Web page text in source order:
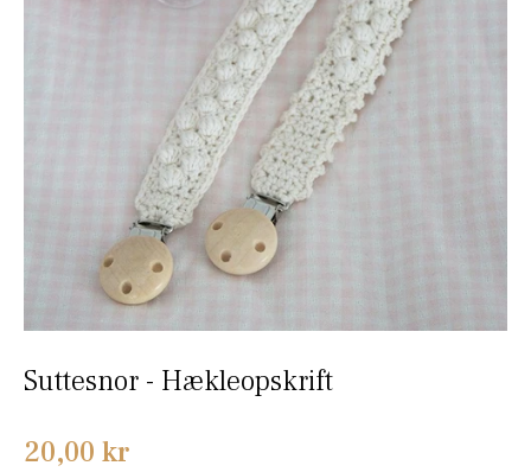
Suttesnor - Hækleopskrift
Normalpris
20,00 kr